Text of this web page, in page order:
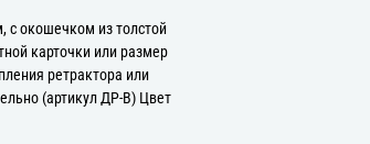
с окошечком из толстой
карточки или размер
ретрактора или
(артикул ДР-В) Цвет